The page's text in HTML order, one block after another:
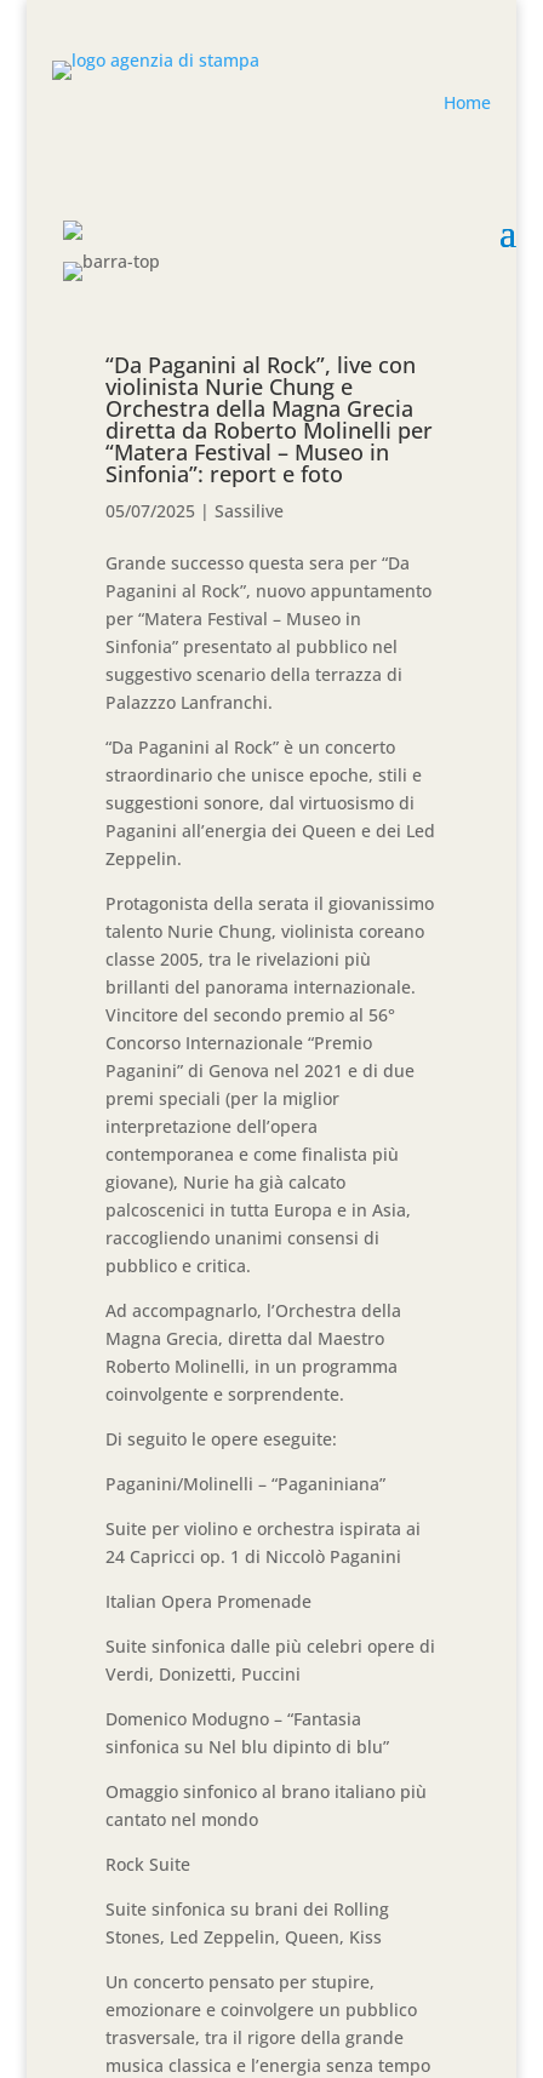
Home
“Da Paganini al Rock”, live con
violinista Nurie Chung e
Orchestra della Magna Grecia
diretta da Roberto Molinelli per
“Matera Festival – Museo in
Sinfonia”: report e foto
05/07/2025 |Sassilive
Grande successo questa sera per “Da
Paganini al Rock”, nuovo appuntamento
per “Matera Festival – Museo in
Sinfonia” presentato al pubblico nel
suggestivo scenario della terrazza di
Palazzzo Lanfranchi.
“Da Paganini al Rock” è un concerto
straordinario che unisce epoche, stili e
suggestioni sonore, dal virtuosismo di
Paganini all’energia dei Queen e dei Led
Zeppelin.
Protagonista della serata il giovanissimo
talento Nurie Chung, violinista coreano
classe 2005, tra le rivelazioni più
brillanti del panorama internazionale.
Vincitore del secondo premio al 56°
Concorso Internazionale “Premio
Paganini” di Genova nel 2021 e di due
premi speciali (per la miglior
interpretazione dell’opera
contemporanea e come finalista più
giovane), Nurie ha già calcato
palcoscenici in tutta Europa e in Asia,
raccogliendo unanimi consensi di
pubblico e critica.
Ad accompagnarlo, l’Orchestra della
Magna Grecia, diretta dal Maestro
Roberto Molinelli, in un programma
coinvolgente e sorprendente.
Di seguito le opere eseguite:
Paganini/Molinelli – “Paganiniana”
Suite per violino e orchestra ispirata ai
24 Capricci op. 1 di Niccolò Paganini
Italian Opera Promenade
Suite sinfonica dalle più celebri opere di
Verdi, Donizetti, Puccini
Domenico Modugno – “Fantasia
sinfonica su Nel blu dipinto di blu”
Omaggio sinfonico al brano italiano più
cantato nel mondo
Rock Suite
Suite sinfonica su brani dei Rolling
Stones, Led Zeppelin, Queen, Kiss
Un concerto pensato per stupire,
emozionare e coinvolgere un pubblico
trasversale, tra il rigore della grande
musica classica e l’energia senza tempo